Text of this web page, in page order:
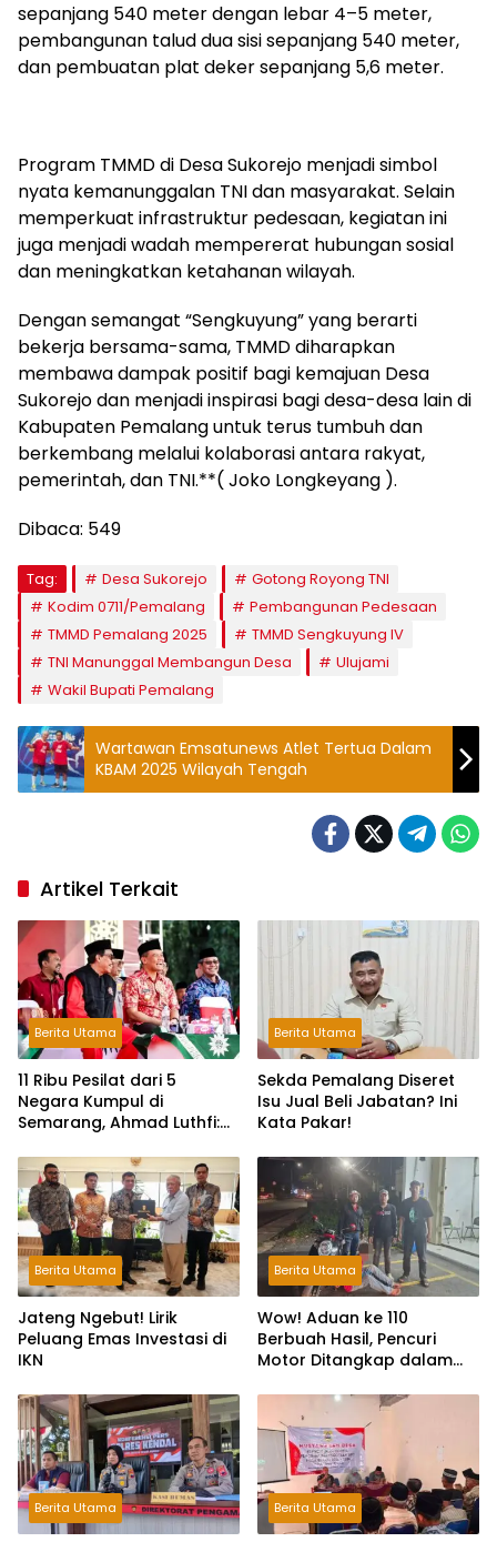
sepanjang 540 meter dengan lebar 4–5 meter,
pembangunan talud dua sisi sepanjang 540 meter,
dan pembuatan plat deker sepanjang 5,6 meter.
Program TMMD di Desa Sukorejo menjadi simbol
nyata kemanunggalan TNI dan masyarakat. Selain
memperkuat infrastruktur pedesaan, kegiatan ini
juga menjadi wadah mempererat hubungan sosial
dan meningkatkan ketahanan wilayah.
Dengan semangat “Sengkuyung” yang berarti
bekerja bersama-sama, TMMD diharapkan
membawa dampak positif bagi kemajuan Desa
Sukorejo dan menjadi inspirasi bagi desa-desa lain di
Kabupaten Pemalang untuk terus tumbuh dan
berkembang melalui kolaborasi antara rakyat,
pemerintah, dan TNI.**( Joko Longkeyang ).
Dibaca: 549
Tag: Desa Sukorejo
Gotong Royong TNI
Kodim 0711/Pemalang
Pembangunan Pedesaan
TMMD Pemalang 2025
TMMD Sengkuyung IV
TNI Manunggal Membangun Desa
Ulujami
Wakil Bupati Pemalang
Wartawan Emsatunews Atlet Tertua Dalam
KBAM 2025 Wilayah Tengah
Artikel Terkait
Berita Utama
11 Ribu Pesilat dari 5
Negara Kumpul di
Semarang, Ahmad Luthfi:
Bangsa!
Berita Utama
Sekda Pemalang Diseret
Isu Jual Beli Jabatan? Ini
Kata Pakar!
Berita Utama
Jateng Ngebut! Lirik
Peluang Emas Investasi di
IKN
Berita Utama
Wow! Aduan ke 110
Berbuah Hasil, Pencuri
Motor Ditangkap dalam
Berita Utama Berita Utama